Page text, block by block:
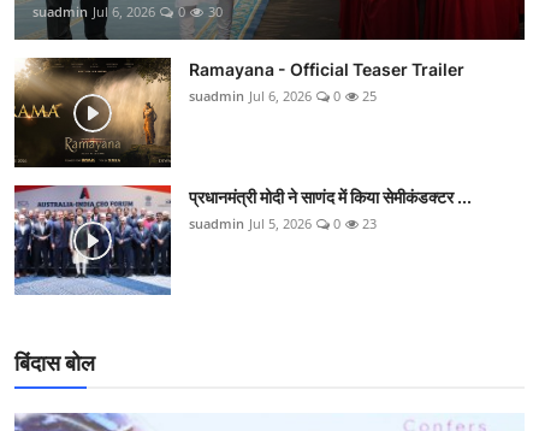
suadmin Jul 6, 2026 0 30
Ramayana - Official Teaser Trailer
suadmin Jul 6, 2026 0 25
प्रधानमंत्री मोदी ने साणंद में किया सेमीकंडक्टर ...
suadmin Jul 5, 2026 0 23
बिंदास बोल